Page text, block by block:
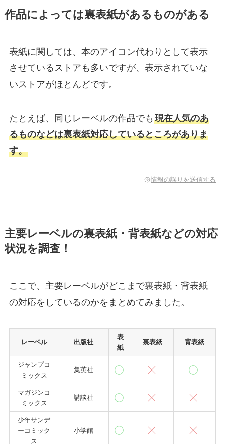
作品によっては裏表紙があるものがある
表紙に関しては、本のアイコン代わりとして表示
させているストアも多いですが、表示されていな
いストアがほとんどです。
たとえば、同じレーベルの作品でも 現在人気のあ
るものなどは裏表紙対応しているところがありま
す。
情報の誤りを送信する
主要レーベルの裏表紙・背表紙などの対応
状況を調査！
ここで、主要レーベルがどこまで裏表紙・背表紙
の対応をしているのかをまとめてみました。
レーベル 出版社
表
紙
裏表紙 背表紙
ジャンプコ
ミックス
集英社
マガジンコ
ミックス
講談社
少年サンデ
ーコミック
ス
小学館